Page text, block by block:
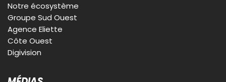
Notre écosystème
Groupe Sud Ouest
Agence Eliette
Côte Ouest
Digivision